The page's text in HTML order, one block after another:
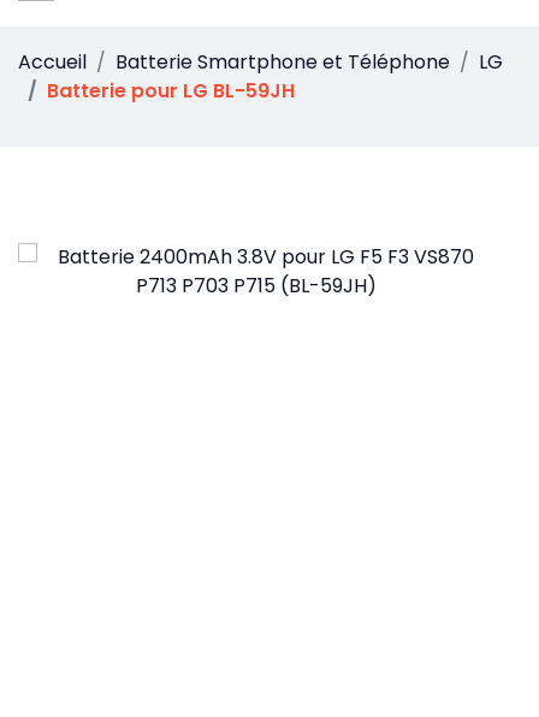
Accueil Batterie Smartphone et Téléphone
LG
Batterie pour LG BL-59JH